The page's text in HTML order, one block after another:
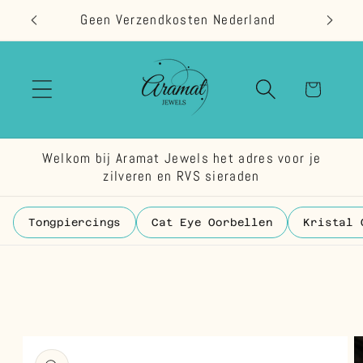
naar de
content
Geen Verzendkosten Nederland
Welkom bij Aramat Jewels het adres voor je
zilveren en RVS sieraden
Tongpiercings Cat Eye Oorbellen Kristal
direct naar